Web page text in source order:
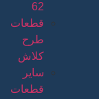
62
قطعات
طرح
کلاش
سایر
قطعات